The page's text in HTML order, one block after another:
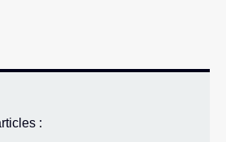
: